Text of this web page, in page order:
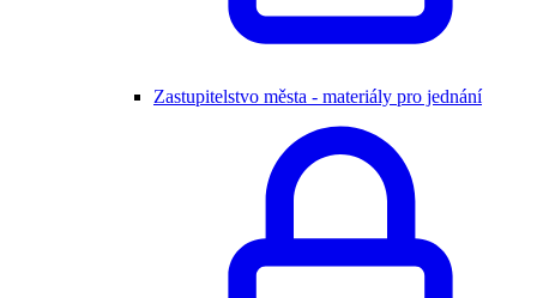
Zastupitelstvo města - materiály pro jednání